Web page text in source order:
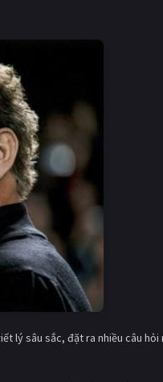
lý sâu sắc, đặt ra nhiều câu hỏi